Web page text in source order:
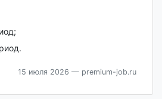
15 июля 2026 — premium-job.ru